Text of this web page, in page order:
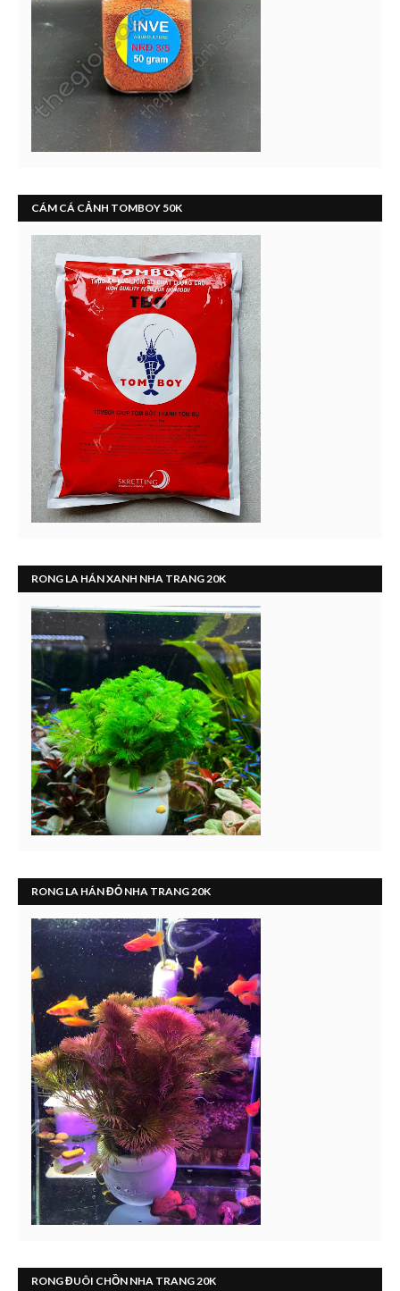
CÁM CÁ CẢNH TOMBOY 50K
RONG LA HÁN XANH NHA TRANG 20K
RONG LA HÁN ĐỎ NHA TRANG 20K
RONG ĐUÔI CHỒN NHA TRANG 20K